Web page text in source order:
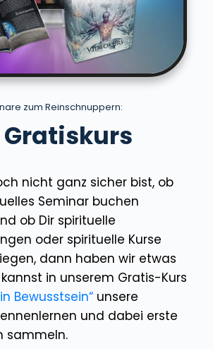
zum Reinschnuppern:
Gratiskurs
nicht ganz sicher bist, ob
Seminar buchen
ob Dir spirituelle
oder spirituelle Kurse
dann haben wir etwas
in unserem Gratis-Kurs
Bewusstsein“ unsere
und dabei erste
sammeln.